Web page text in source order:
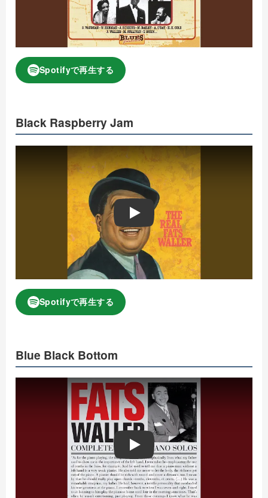
Spotifyで再生する
Black Raspberry Jam
Play
Spotifyで再生する
Blue Black Bottom
Play